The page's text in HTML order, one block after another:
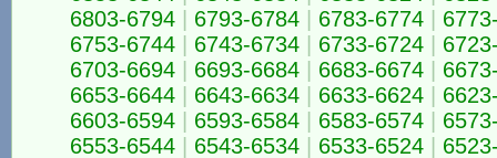
6803-6794
6793-6784 6783-6774
6753-6744
6743-6734 6733-6724
6703-6694
6693-6684 6683-6674
6653-6644
6643-6634 6633-6624
6603-6594
6593-6584 6583-6574
6553-6544
6543-6534 6533-6524